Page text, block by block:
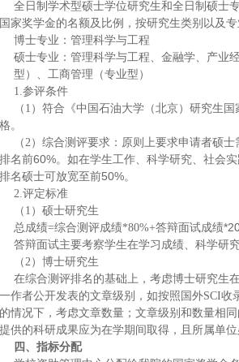
全日制学术型硕士学位研究生和全日制硕士
家奖学金的名额及比例，按研究生类别以及专
博士专业：管理科学与工程
硕士专业：管理科学与工程、金融学、产业
型）、工商管理（专业型）
1. 参评条件
（1）符合《中国石油大学（北京）研究生
。
（2）综合测评要求：原则上要求申请者硕
名前60%。如在学生工作、科学研究、社会
名硕士可放宽至前50%。
2. 评定标准
（1）硕士研究生
总成绩=综合测评成绩*80%+答辩面试成绩
答辩面试主要考察学生在学习成绩、科学研
（2）博士研究生
在综合测评排名的基础上，考虑博士研究生
作者公开发表的文章级别，如按照国外SCI收
情况下，考虑文章数量；文章级别和数量相
供的科研成果应为在学期间取得，且所属单
四、指标分配